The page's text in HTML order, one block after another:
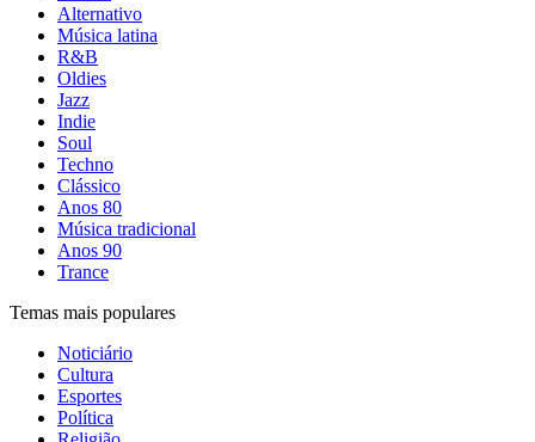
Alternativo
Música latina
R&B
Oldies
Jazz
Indie
Soul
Techno
Clássico
Anos 80
Música tradicional
Anos 90
Trance
Temas mais populares
Noticiário
Cultura
Esportes
Política